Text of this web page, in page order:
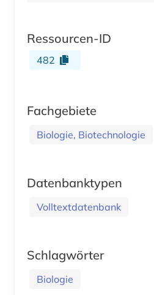
Ressourcen-ID
482
Fachgebiete
Biologie, Biotechnologie
Datenbanktypen
Volltextdatenbank
Schlagwörter
Biologie